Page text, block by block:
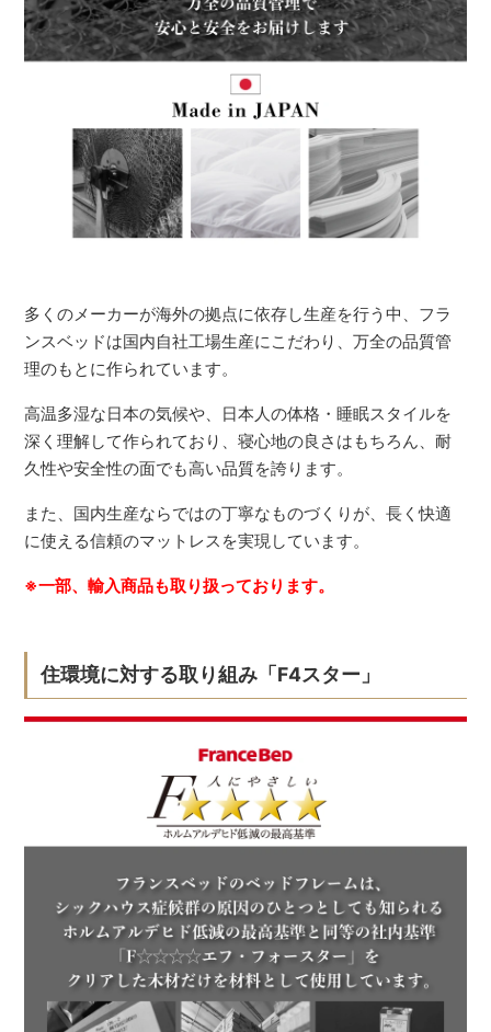
多くのメーカーが海外の拠点に依存し生産を行う中、フラ
ンスベッドは国内自社工場生産にこだわり、万全の品質管
理のもとに作られています。
高温多湿な日本の気候や、日本人の体格・睡眠スタイルを
深く理解して作られており、寝心地の良さはもちろん、耐
久性や安全性の面でも高い品質を誇ります。
また、国内生産ならではの丁寧なものづくりが、長く快適
に使える信頼のマットレスを実現しています。
※一部、輸入商品も取り扱っております。
住環境に対する取り組み「F4スター」